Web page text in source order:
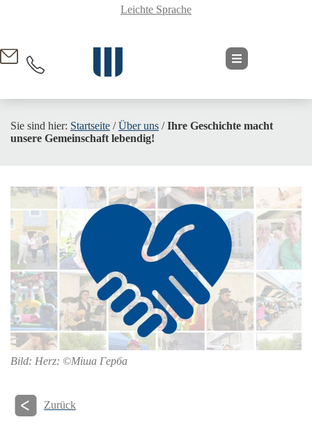
Leichte Sprache
Sie sind hier: Startseite /Über uns /Ihre Geschichte macht
unsere Gemeinschaft lebendig!
Bild: Herz: ©Міша Герба
Zurück